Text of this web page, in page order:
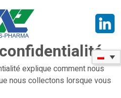
explique comment nous
nous collectons lorsque vous